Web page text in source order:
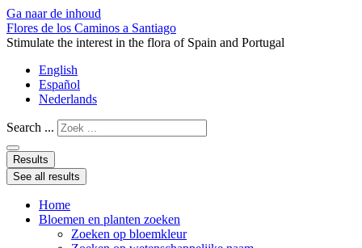
Ga naar de inhoud
Flores de los Caminos a Santiago
Stimulate the interest in the flora of Spain and Portugal
English
Español
Nederlands
Search ...
Results
See all results
Home
Bloemen en planten zoeken
Zoeken op bloemkleur